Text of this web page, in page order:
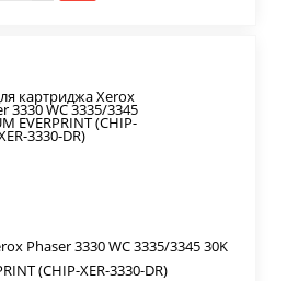
Phaser 3330 WC 3335/3345 30K
(CHIP-XER-3330-DR)